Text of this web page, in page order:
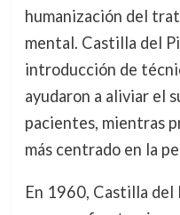
humanización del
mental. Castilla del
introducción de
ayudaron a aliviar el
pacientes, mientras
más centrado en la
En 1960, Castilla del